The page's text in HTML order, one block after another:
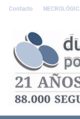
Contacto